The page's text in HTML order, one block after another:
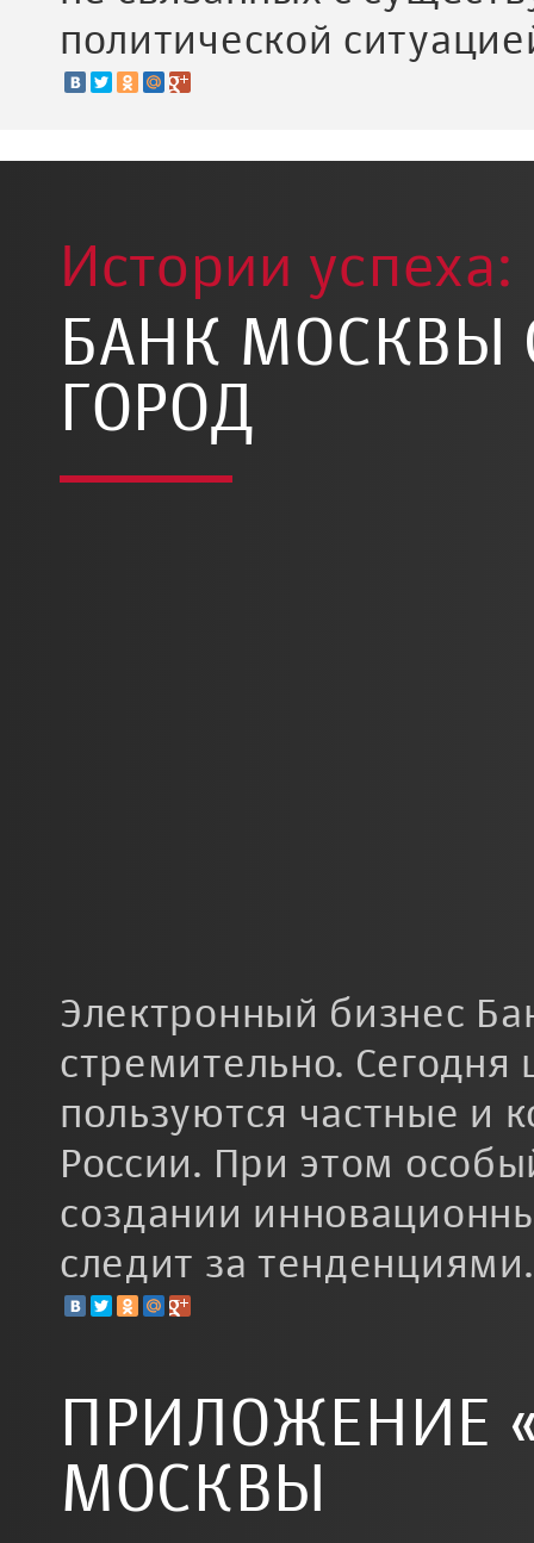
политической
Истории успеха:
БАНК МОСКВЫ
ГОРОД
Электронный бизнес
стремительно.
пользуются частные и
России. При этом
создании
следит за тенденциями.
ПРИЛОЖЕНИЕ
МОСКВЫ